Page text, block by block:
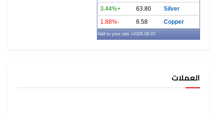
Silver
63.80
+3.44%
Copper
6.58
-1.88%
2026.08.07
» Add to your site
العملات